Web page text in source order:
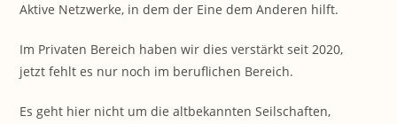
Aktive Netzwerke, in dem der Eine dem Anderen hilft.
Im Privaten Bereich haben wir dies verstärkt seit 2020,
jetzt fehlt es nur noch im beruflichen Bereich.
Es geht hier nicht um die altbekannten Seilschaften,